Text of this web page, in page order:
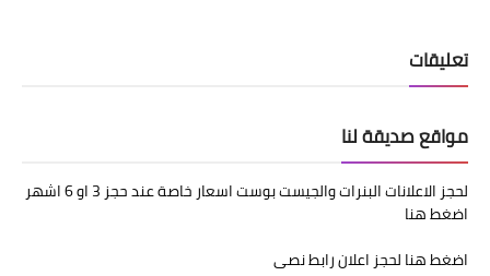
تعليقات
مواقع صديقة لنا
لحجز الاعلانات البنرات والجيست بوست اسعار خاصة عند حجز 3 او 6 اشهر
اضغط هنا
اضغط هنا لحجز اعلان رابط نصى